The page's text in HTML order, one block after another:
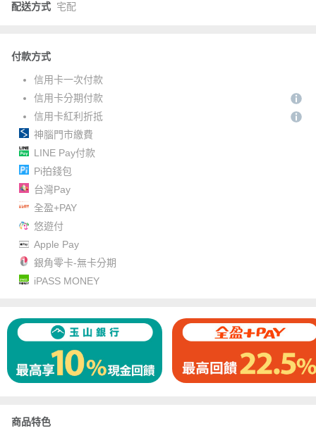
配送方式 宅配
付款方式
信用卡一次付款
信用卡分期付款
信用卡紅利折抵
神腦門市繳費
LINE Pay付款
Pi拍錢包
台灣Pay
全盈+PAY
悠遊付
Apple Pay
銀角零卡-無卡分期
iPASS MONEY
商品特色